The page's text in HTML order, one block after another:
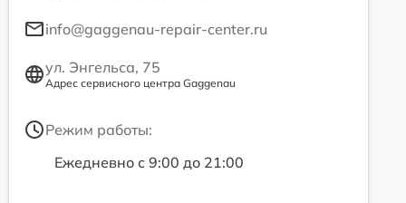
info@gaggenau-repair-center.ru
ул. Энгельса, 75
Адрес сервисного центра Gaggenau
Режим работы:
Ежедневно с 9:00 до 21:00